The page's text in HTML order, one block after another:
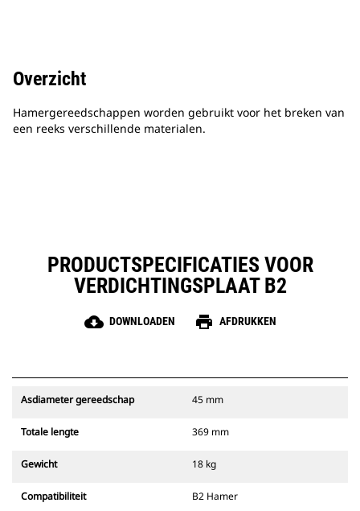
Overzicht
Hamergereedschappen worden gebruikt voor het breken van
een reeks verschillende materialen.
PRODUCTSPECIFICATIES VOOR
VERDICHTINGSPLAAT B2
cloud_download DOWNLOADEN print AFDRUKKEN
Asdiameter gereedschap 45 mm
Totale lengte 369 mm
Gewicht 18 kg
Compatibiliteit B2 Hamer